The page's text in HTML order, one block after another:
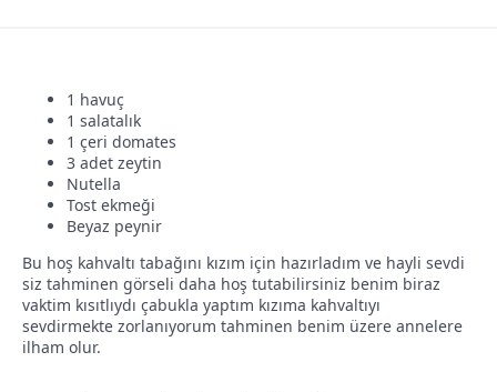
a
n
i
h
i
1 havuç
1 salatalık
1 çeri domates
3 adet zeytin
Nutella
Tost ekmeği
Beyaz peynir
Bu hoş kahvaltı tabağını kızım için hazırladım ve hayli sevdi
siz tahminen görseli daha hoş tutabilirsiniz benim biraz
vaktim kısıtlıydı çabukla yaptım kızıma kahvaltıyı
sevdirmekte zorlanıyorum tahminen benim üzere annelere
ilham olur.